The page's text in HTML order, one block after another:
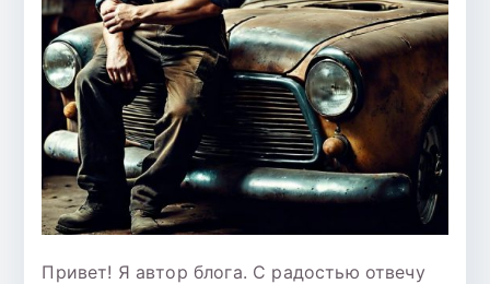
Привет! Я автор блога. С радостью отвечу